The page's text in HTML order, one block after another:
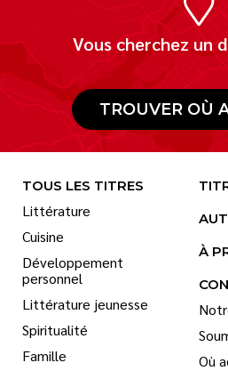
Vous cherchez un
TROUVER OÙ
TOUS LES TITRES
Littérature
Cuisine
Développement
personnel
Littérature jeunesse
Spiritualité
Famille
À
Où